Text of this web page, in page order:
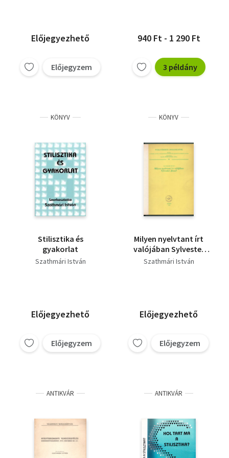
Előjegyezhető
Előjegyzem
940 Ft - 1 290 Ft
3 példány
KÖNYV
Stilisztika és
gyakorlat
Szathmári István
Előjegyezhető
Előjegyzem
KÖNYV
Milyen nyelvtant írt
valójában Sylvester
János?
Szathmári István
Előjegyezhető
Előjegyzem
ANTIKVÁR ANTIKVÁR